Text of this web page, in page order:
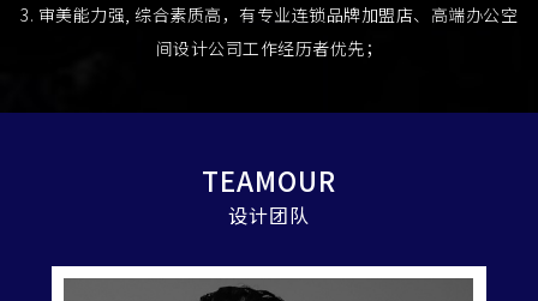
3. 审美能力强, 综合素质高，有专业连锁品牌加盟店、高端办公空
间设计公司工作经历者优先；
TEAMOUR
设计团队